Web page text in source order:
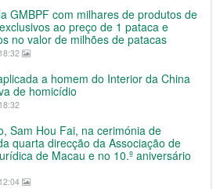
GMBPF com milhares de produtos de
ao preço de 1 pataca e
no valor de milhões de patacas
a homem do Interior da China
de homicídio
Sam Hou Fai, na cerimónia de
quarta direcção da Associação de
de Macau e no 10.º aniversário